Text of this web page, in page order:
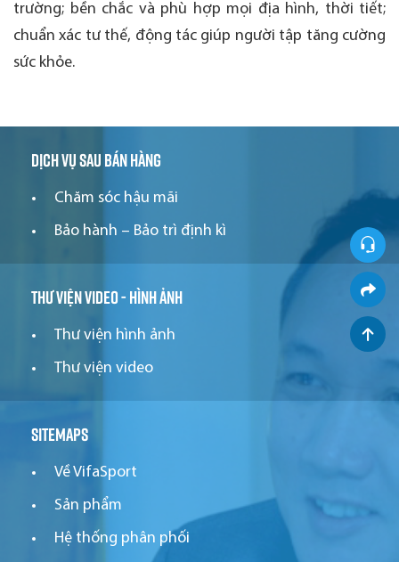
trường; bền chắc và phù hợp mọi địa hình, thời tiết;
chuẩn xác tư thế, động tác giúp người tập tăng cường
sức khỏe.
Dịch vụ sau bán hàng
Chăm sóc hậu mãi
Bảo hành – Bảo trì định kì
Thư viện video - hình ảnh
Thư viện hình ảnh
Thư viện video
Sitemaps
Về VifaSport
Sản phẩm
Hệ thống phân phối